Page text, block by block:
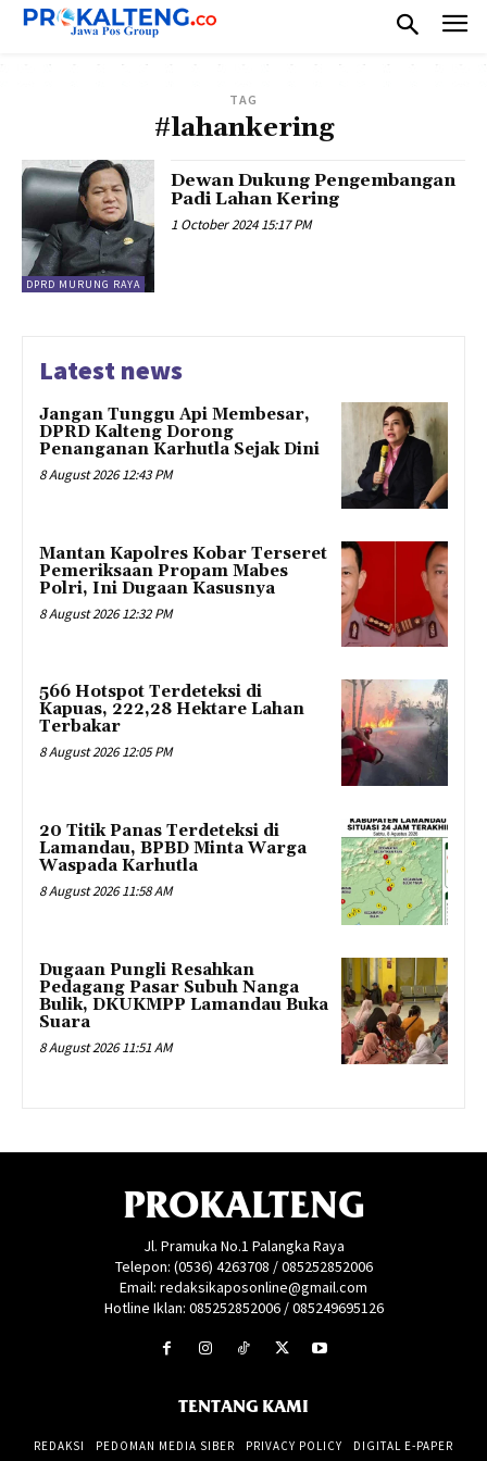
TAG
#lahankering
DPRD MURUNG RAYA
Dewan Dukung Pengembangan
Padi Lahan Kering
1 October 2024 15:17 PM
Latest news
Jangan Tunggu Api Membesar,
DPRD Kalteng Dorong
Penanganan Karhutla Sejak Dini
8 August 2026 12:43 PM
Mantan Kapolres Kobar Terseret
Pemeriksaan Propam Mabes
Polri, Ini Dugaan Kasusnya
8 August 2026 12:32 PM
566 Hotspot Terdeteksi di
Kapuas, 222,28 Hektare Lahan
Terbakar
8 August 2026 12:05 PM
20 Titik Panas Terdeteksi di
Lamandau, BPBD Minta Warga
Waspada Karhutla
8 August 2026 11:58 AM
Dugaan Pungli Resahkan
Pedagang Pasar Subuh Nanga
Bulik, DKUKMPP Lamandau Buka
Suara
8 August 2026 11:51 AM
PROKALTENG
Jl. Pramuka No.1 Palangka Raya
Telepon: (0536) 4263708 / 085252852006
Email: redaksikaposonline@gmail.com
Hotline Iklan: 085252852006 / 085249695126
TENTANG KAMI
REDAKSI PEDOMAN MEDIA SIBER PRIVACY POLICY DIGITAL E-PAPER